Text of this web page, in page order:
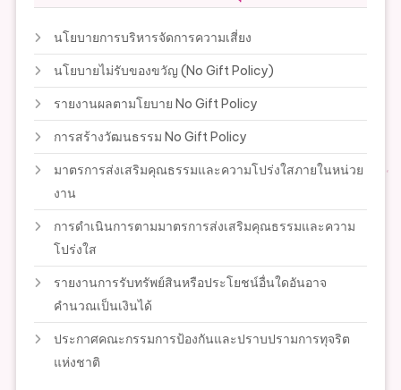
นโยบายการบริหารจัดการความเสี่ยง
นโยบายไม่รับของขวัญ (No Gift Policy)
รายงานผลตามโยบาย No Gift Policy
การสร้างวัฒนธรรม No Gift Policy
มาตรการส่งเสริมคุณธรรมและความโปร่งใสภายในหน่วย
งาน
การดำเนินการตามมาตรการส่งเสริมคุณธรรมและความ
โปร่งใส
รายงานการรับทรัพย์สินหรือประโยชน์อื่นใดอันอาจ
คำนวณเป็นเงินได้
ประกาศคณะกรรมการป้องกันและปราบปรามการทุจริต
แห่งชาติ